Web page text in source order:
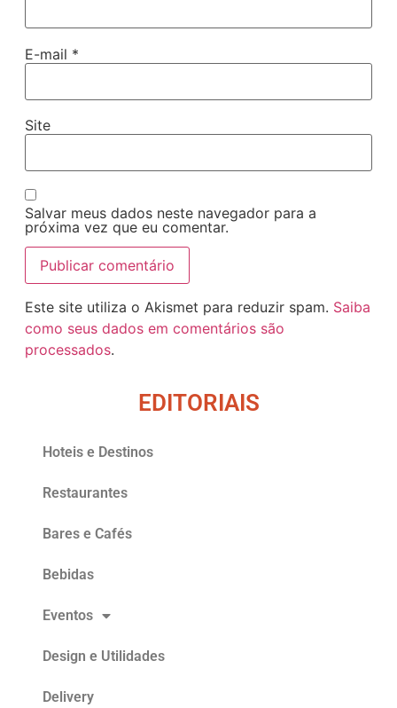
E-mail *
Site
Salvar meus dados neste navegador para a
próxima vez que eu comentar.
Este site utiliza o Akismet para reduzir spam. Saiba
como seus dados em comentários são
processados.
EDITORIAIS
Hoteis e Destinos
Restaurantes
Bares e Cafés
Bebidas
Eventos
Design e Utilidades
Delivery